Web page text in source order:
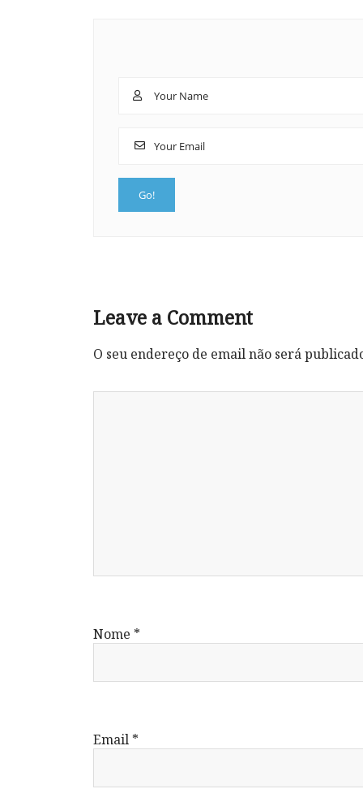
Leave a Comment
O seu endereço de email não será
Nome *
Email *